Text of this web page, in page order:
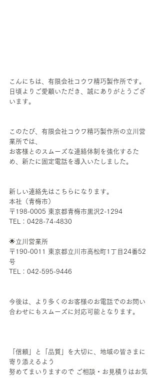
こんにちは、有限会社コウワ精巧製作所です。
日頃よりご愛顧いただき、誠にありがとうござ
います。
このたび、有限会社コウワ精巧製作所の立川営
業所では、
お客様とのスムーズな連絡体制を強化するた
め、新たに固定電話を導入いたしました。
新しい連絡先はこちらになります。
本社（青梅市）
〒198-0005 東京都青梅市黒沢2-1294
TEL：0428-74-4830
🌟立川営業所
〒190-0011 東京都立川市高松町1丁目24番52
号
TEL：042-595-9446
今後は、より多くのお客様のお電話でのお問い
合わせにもスムーズに対応可能となります。
「信頼」と「品質」を大切に、地域の皆さまに
寄り添えるよう
努めてまいりますので ご相談・お見積りはお気